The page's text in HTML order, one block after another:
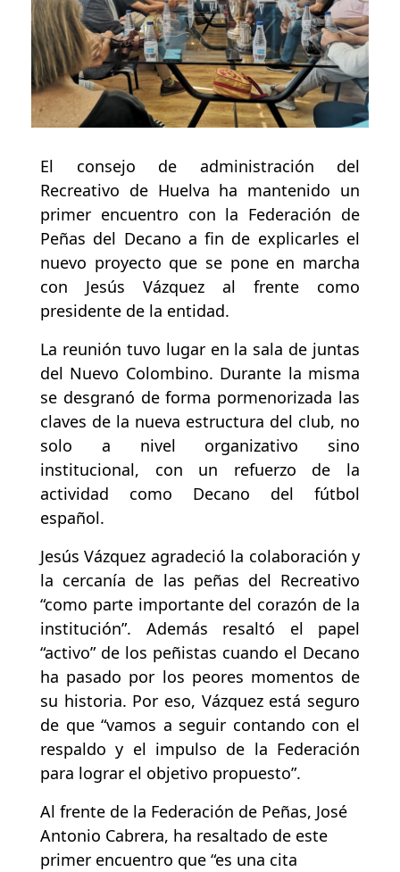
El consejo de administración del
Recreativo de Huelva ha mantenido un
primer encuentro con la Federación de
Peñas del Decano a fin de explicarles el
nuevo proyecto que se pone en marcha
con Jesús Vázquez al frente como
presidente de la entidad.
La reunión tuvo lugar en la sala de juntas
del Nuevo Colombino. Durante la misma
se desgranó de forma pormenorizada las
claves de la nueva estructura del club, no
solo a nivel organizativo sino
institucional, con un refuerzo de la
actividad como Decano del fútbol
español.
Jesús Vázquez agradeció la colaboración y
la cercanía de las peñas del Recreativo
“como parte importante del corazón de la
institución”. Además resaltó el papel
“activo” de los peñistas cuando el Decano
ha pasado por los peores momentos de
su historia. Por eso, Vázquez está seguro
de que “vamos a seguir contando con el
respaldo y el impulso de la Federación
para lograr el objetivo propuesto”.
Al frente de la Federación de Peñas, José
Antonio Cabrera, ha resaltado de este
primer encuentro que “es una cita